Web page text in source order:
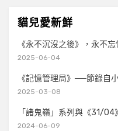
貓兒愛新鮮
《永不沉沒之後》，永不
2025-06-04
《記憶管理局》──節錄自
2025-03-08
「諸鬼嶺」系列與《31/04》
2024-06-09